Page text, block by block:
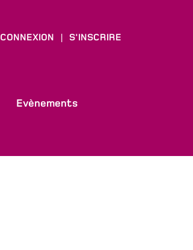
CONNEXION S'INSCRIRE
Evènements